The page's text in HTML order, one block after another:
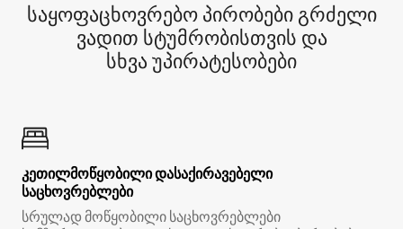
საყოფაცხოვრებო პირობები გრძელი
ვადით სტუმრობისთვის და
სხვა უპირატესობები
კეთილმოწყობილი დასაქირავებელი
საცხოვრებლები
სრულად მოწყობილი საცხოვრებლები